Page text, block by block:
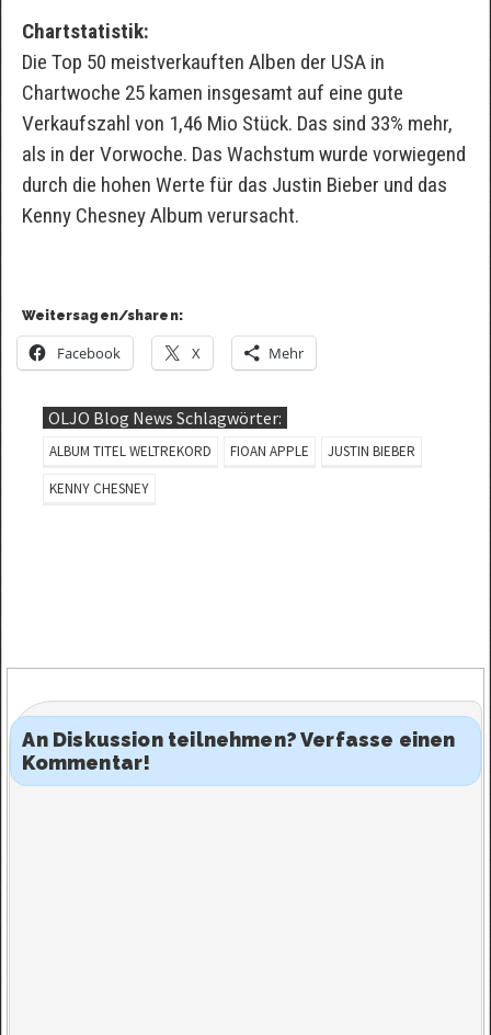
Chartstatistik:
Die Top 50 meistverkauften Alben der USA in
Chartwoche 25 kamen insgesamt auf eine gute
Verkaufszahl von 1,46 Mio Stück. Das sind 33% mehr,
als in der Vorwoche. Das Wachstum wurde vorwiegend
durch die hohen Werte für das Justin Bieber und das
Kenny Chesney Album verursacht.
Weitersagen/sharen:
Facebook X Mehr
OLJO Blog News Schlagwörter:
ALBUM TITEL WELTREKORD FIOAN APPLE
JUSTIN BIEBER
KENNY CHESNEY
An Diskussion teilnehmen? Verfasse einen
Kommentar!